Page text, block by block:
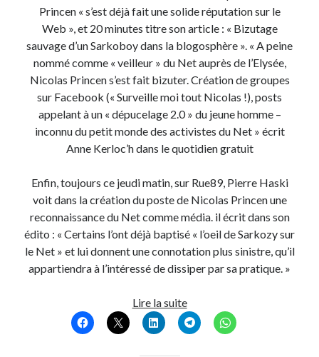
Princen « s’est déjà fait une solide réputation sur le
Web », et 20 minutes titre son article : « Bizutage
sauvage d’un Sarkoboy dans la blogosphère ». « A peine
nommé comme « veilleur » du Net auprès de l’Elysée,
Nicolas Princen s’est fait bizuter. Création de groupes
sur Facebook (« Surveille moi tout Nicolas !), posts
appelant à un « dépucelage 2.0 » du jeune homme –
inconnu du petit monde des activistes du Net » écrit
Anne Kerloc’h dans le quotidien gratuit
Enfin, toujours ce jeudi matin, sur Rue89, Pierre Haski
voit dans la création du poste de Nicolas Princen une
reconnaissance du Net comme média. il écrit dans son
édito : « Certains l’ont déjà baptisé « l’oeil de Sarkozy sur
le Net » et lui donnent une connotation plus sinistre, qu’il
appartiendra à l’intéressé de dissiper par sa pratique. »
Lire la suiteMini-
Monsieur
me